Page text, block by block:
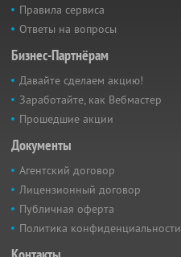
Правила сервиса
Ответы на вопросы
Бизнес-Партнёрам
Давайте сделаем акцию!
Заработайте, как Вебмастер
Прошедшие акции
Документы
Агентский договор
Лицензионный договор
Публичная оферта
Политика конфиденциальности